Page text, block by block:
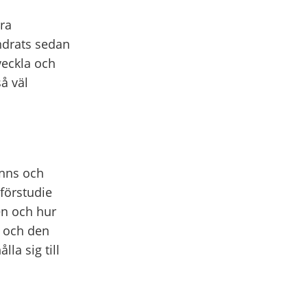
sedan
och
väl
och
och hur
den
sig till